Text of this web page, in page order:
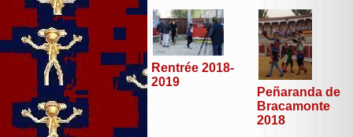
Rentrée 2018-
2019
Peñaranda de
Bracamonte
2018